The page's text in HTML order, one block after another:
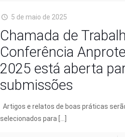
5 de maio de 2025
Chamada de
Conferência
2025 está aberta
submissões
Artigos e relatos de boas práticas
selecionados para